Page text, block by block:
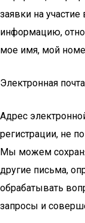
заявки на
информацию,
мое имя, мой
Электронная почта
Адрес
регистрации, не
Мы можем
другие письма,
обрабатывать
запросы и